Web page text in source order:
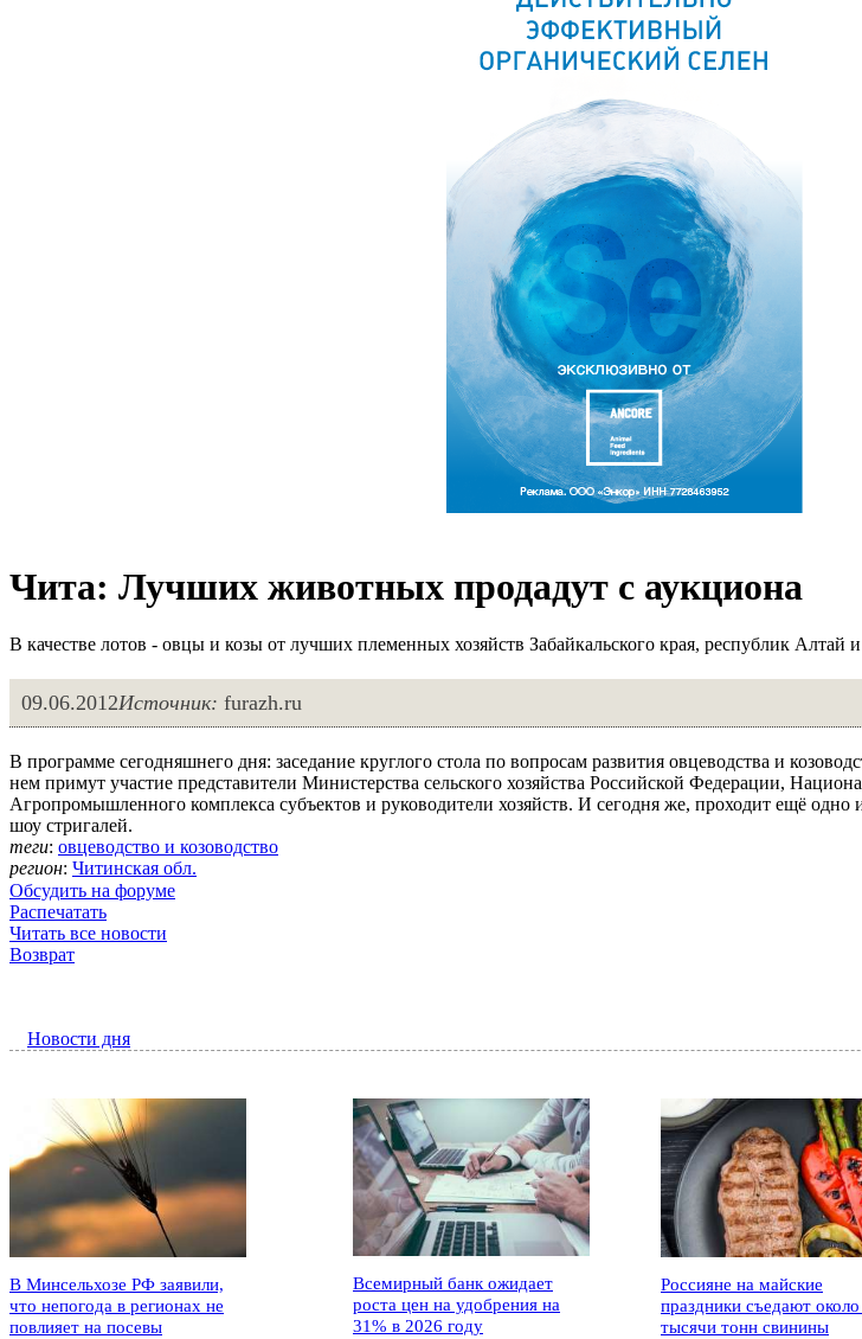
Чита: Лучших животных продадут с аукциона
В качестве лотов - овцы и козы от лучших племенных хозяйств Забайкальского края, республик Алтай
09.06.2012Источник: furazh.ru
В программе сегодняшнего дня: заседание круглого стола по вопросам развития овцеводства и
нем примут участие представители Министерства сельского хозяйства Российской Федерации,
Агропромышленного комплекса субъектов и руководители хозяйств. И сегодня же, проходит ещё
шоу стригалей.
теги: овцеводство и козоводство
регион: Читинская обл.
Обсудить на форуме
Распечатать
Читать все новости
Возврат
Новости дня
В Минсельхозе РФ заявили,
что непогода в регионах не
повлияет на посевы
Всемирный банк ожидает
роста цен на удобрения на
31% в 2026 году
Россияне на майские
праздники съедают
тысячи тонн свинины